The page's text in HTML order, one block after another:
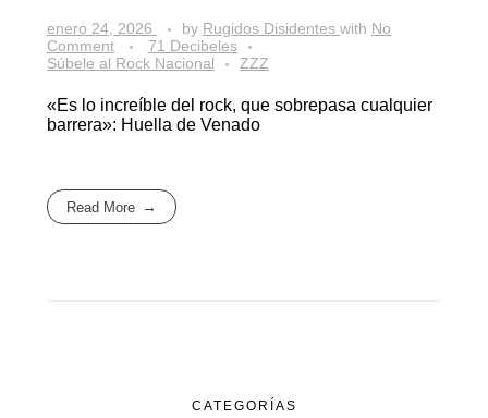
enero 24, 2026 by Rugidos Disidentes with No
Comment
71 Decibeles
Súbele al Rock Nacional
ZZZ
«Es lo increíble del rock, que sobrepasa cualquier
barrera»: Huella de Venado
Read More
CATEGORÍAS